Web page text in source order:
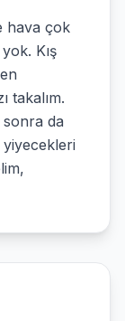
hava çok
Kış
takalım.
sonra da
yiyecekleri